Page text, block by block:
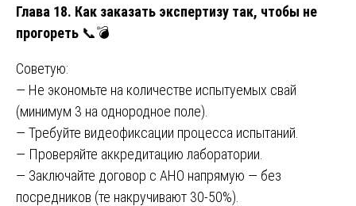
Глава 18. Как заказать экспертизу так, чтобы не
прогореть 📞💣
Советую:
— Не экономьте на количестве испытуемых свай
(минимум 3 на однородное поле).
— Требуйте видеофиксации процесса испытаний.
— Проверяйте аккредитацию лаборатории.
— Заключайте договор с АНО напрямую — без
посредников (те накручивают 30-50%).